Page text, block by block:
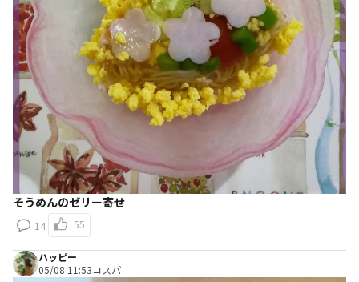
そうめんのゼリー寄せ
14 55
ハッピー
05/08 11:53コスパ